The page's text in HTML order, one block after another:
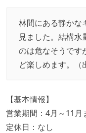
林間にある静かな
見ました。結構
のは危なそうです
ど楽しめます。（
【基本情報】
営業期間：4月～11月
定休日：なし